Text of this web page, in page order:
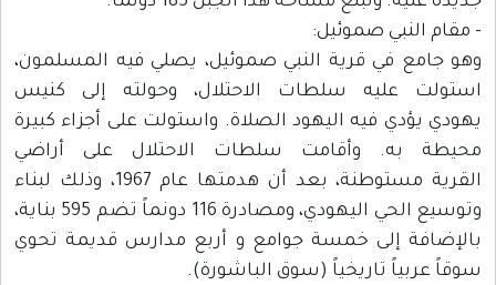
- مقام النبي صموئيل:
وهو جامع في قرية النبي صموئيل، يصلي فيه المسلمون،
استولت عليه سلطات الاحتلال، وحولته إلى كنيس
يهودي يؤدي فيه اليهود الصلاة. واستولت على أجزاء كبيرة
محيطة به. وأقامت سلطات الاحتلال على أراضي
القرية مستوطنة، بعد أن هدمتها عام 1967، وذلك لبناء
وتوسيع الحي اليهودي، ومصادرة 116 دونماً تضم 595 بناية،
بالإضافة إلى خمسة جوامع و أربع مدارس قديمة تحوي
سوقاً عربياً تاريخياً (سوق الباشورة).